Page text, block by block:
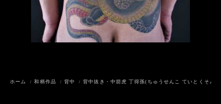
ホーム 和柄作品 背中 背中抜き・中箭虎 丁得孫(ちゅうせんこ ていとくそん)